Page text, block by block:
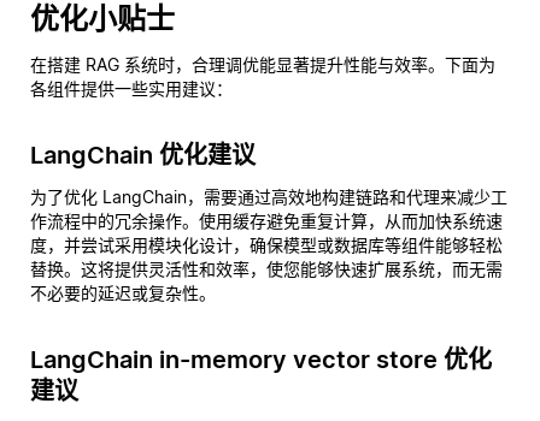
优化小贴士
在搭建 RAG 系统时，合理调优能显著提升性能与效率。下面为
各组件提供一些实用建议：
LangChain 优化建议
为了优化 LangChain，需要通过高效地构建链路和代理来减少工
作流程中的冗余操作。使用缓存避免重复计算，从而加快系统速
度，并尝试采用模块化设计，确保模型或数据库等组件能够轻松
替换。这将提供灵活性和效率，使您能够快速扩展系统，而无需
不必要的延迟或复杂性。
LangChain in-memory vector store 优化
建议